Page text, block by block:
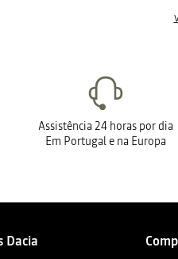
Assistência 24 horas por dia
Em Portugal e na Europa
Dacia